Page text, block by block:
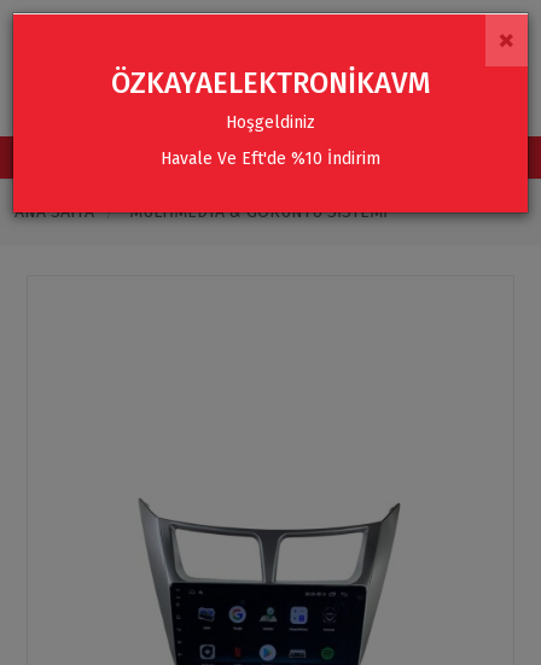
TÜM KATEGORİLER
ANA SAYFA MULTIMEDYA & GÖRÜNTÜ SISTEMI
×
ÖZKAYAELEKTRONİKAVM
Hoşgeldiniz
Havale Ve Eft'de %10 İndirim